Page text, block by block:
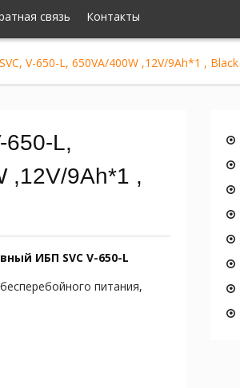
связь Контакты
V-650-L, 650VA/400W ,12V/9Ah*1 , Black
650-L,
,12V/9Ah*1 ,
ИБП SVC V-650-L
питания,